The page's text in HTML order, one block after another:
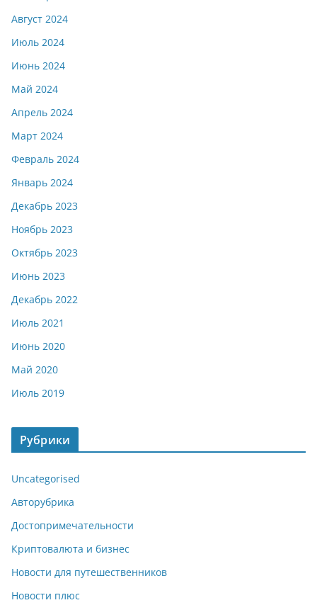
Август 2024
Июль 2024
Июнь 2024
Май 2024
Апрель 2024
Март 2024
Февраль 2024
Январь 2024
Декабрь 2023
Ноябрь 2023
Октябрь 2023
Июнь 2023
Декабрь 2022
Июль 2021
Июнь 2020
Май 2020
Июль 2019
Рубрики
Uncategorised
Авторубрика
Достопримечательности
Криптовалюта и бизнес
Новости для путешественников
Новости плюс